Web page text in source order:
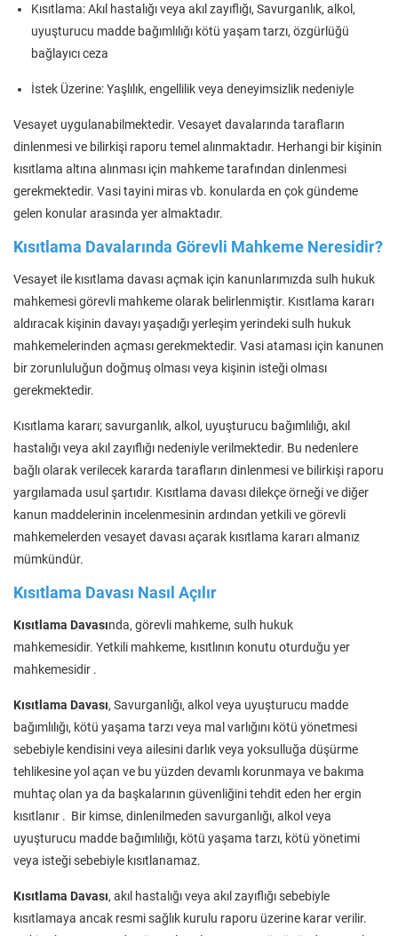
Kısıtlama: Akıl hastalığı veya akıl zayıflığı, Savurganlık, alkol,
uyuşturucu madde bağımlılığı kötü yaşam tarzı, özgürlüğü
bağlayıcı ceza
İstek Üzerine: Yaşlılık, engellilik veya deneyimsizlik nedeniyle
Vesayet uygulanabilmektedir. Vesayet davalarında tarafların
dinlenmesi ve bilirkişi raporu temel alınmaktadır. Herhangi bir kişinin
kısıtlama altına alınması için mahkeme tarafından dinlenmesi
gerekmektedir. Vasi tayini miras vb. konularda en çok gündeme
gelen konular arasında yer almaktadır.
Kısıtlama Davalarında Görevli Mahkeme Neresidir?
Vesayet ile kısıtlama davası açmak için kanunlarımızda sulh hukuk
mahkemesi görevli mahkeme olarak belirlenmiştir. Kısıtlama kararı
aldıracak kişinin davayı yaşadığı yerleşim yerindeki sulh hukuk
mahkemelerinden açması gerekmektedir. Vasi ataması için kanunen
bir zorunluluğun doğmuş olması veya kişinin isteği olması
gerekmektedir.
Kısıtlama kararı; savurganlık, alkol, uyuşturucu bağımlılığı, akıl
hastalığı veya akıl zayıflığı nedeniyle verilmektedir. Bu nedenlere
bağlı olarak verilecek kararda tarafların dinlenmesi ve bilirkişi raporu
yargılamada usul şartıdır. Kısıtlama davası dilekçe örneği ve diğer
kanun maddelerinin incelenmesinin ardından yetkili ve görevli
mahkemelerden vesayet davası açarak kısıtlama kararı almanız
mümkündür.
Kısıtlama Davası Nasıl Açılır
Kısıtlama Davasında, görevli mahkeme, sulh hukuk
mahkemesidir. Yetkili mahkeme, kısıtlının konutu oturduğu yer
mahkemesidir .
Kısıtlama Davası, Savurganlığı, alkol veya uyuşturucu madde
bağımlılığı, kötü yaşama tarzı veya mal varlığını kötü yönetmesi
sebebiyle kendisini veya ailesini darlık veya yoksulluğa düşürme
tehlikesine yol açan ve bu yüzden devamlı korunmaya ve bakıma
muhtaç olan ya da başkalarının güvenliğini tehdit eden her ergin
kısıtlanır . Bir kimse, dinlenilmeden savurganlığı, alkol veya
uyuşturucu madde bağımlılığı, kötü yaşama tarzı, kötü yönetimi
veya isteği sebebiyle kısıtlanamaz.
Kısıtlama Davası, akıl hastalığı veya akıl zayıflığı sebebiyle
kısıtlamaya ancak resmi sağlık kurulu raporu üzerine karar verilir.